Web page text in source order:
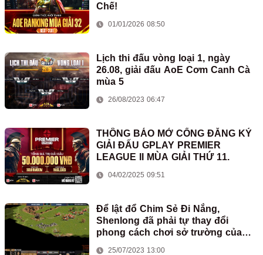
Chế!
01/01/2026 08:50
Lịch thi đấu vòng loại 1, ngày
26.08, giải đấu AoE Cơm Canh Cà
mùa 5
26/08/2023 06:47
THÔNG BÁO MỞ CỔNG ĐĂNG KÝ
GIẢI ĐẤU GPLAY PREMIER
LEAGUE II MÙA GIẢI THỨ 11.
04/02/2025 09:51
Để lật đổ Chim Sẻ Đi Nắng,
Shenlong đã phải tự thay đổi
phong cách chơi sở trường của
25/07/2023 13:00